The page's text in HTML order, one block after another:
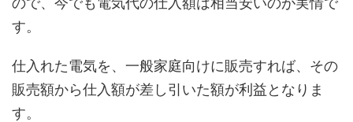
す。
仕入れた電気を、一般家庭向けに販売すれば、その
販売額から仕入額が差し引いた額が利益となりま
す。